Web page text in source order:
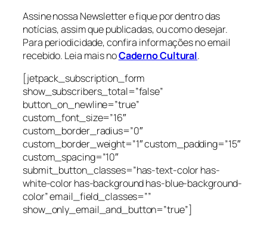
Assine nossa Newsletter e fique por dentro das
notícias, assim que publicadas, ou como desejar.
Para periodicidade, confira informações no email
recebido. Leia mais noCaderno Cultural.
[jetpack_subscription_form
show_subscribers_total=”false”
button_on_newline=”true”
custom_font_size=”16″
custom_border_radius=”0″
custom_border_weight=”1″ custom_padding=”15″
custom_spacing=”10″
submit_button_classes=”has-text-color has-
white-color has-background has-blue-background-
color” email_field_classes=””
show_only_email_and_button=”true”]